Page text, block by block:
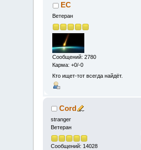
EC
Ветеран
Сообщений: 2780
Карма: +0/-0
Кто ищет-тот всегда найдёт.
Cord
stranger
Ветеран
Сообщений: 14028